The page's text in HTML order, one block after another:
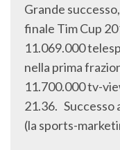
Grande
finale Tim Cup
11.069.000
nella prima
11.700.000 tv-
21.36. Successo
(la sports-